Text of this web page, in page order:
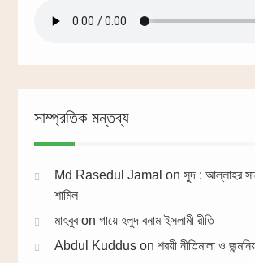
সাম্প্রতিক মন্তব্য
Md Rasedul Jamal on সুদ : আল্লাহর
শামিল
মাহবুবon গায়ে হলুদ বনাম ইসলামী রীতি
Abdul Kudduson শরয়ী নীতিমালা ও